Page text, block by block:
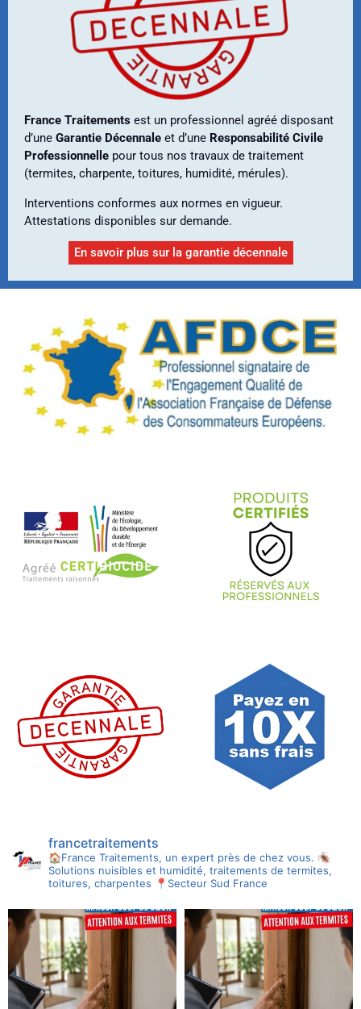
France Traitements est un professionnel agréé disposant
d’une Garantie Décennale et d’une Responsabilité Civile
Professionnelle pour tous nos travaux de traitement
(termites, charpente, toitures, humidité, mérules).
Interventions conformes aux normes en vigueur.
Attestations disponibles sur demande.
En savoir plus sur la garantie décennale
francetraitements
🏠France Traitements, un expert près de chez vous. 🪳
Solutions nuisibles et humidité, traitements de termites,
toitures, charpentes 📍Secteur Sud France